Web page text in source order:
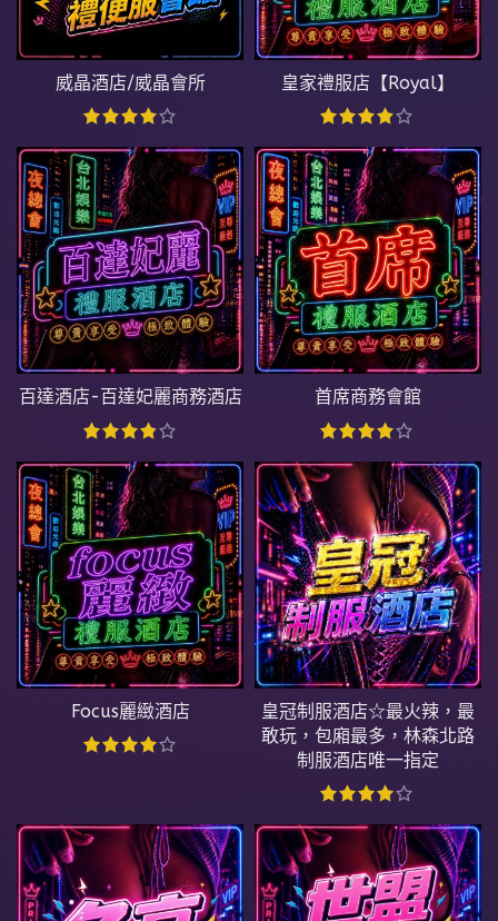
威晶酒店/威晶會所 皇家禮服店【Royal】
百達酒店-百達妃麗商務酒店 首席商務會館
Focus麗緻酒店
皇冠制服酒店☆最火辣，最
敢玩，包廂最多，林森北路
制服酒店唯一指定